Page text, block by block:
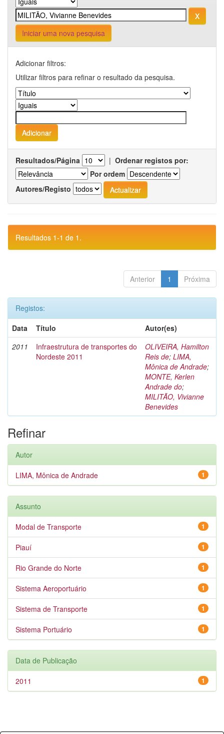
Iniciar uma nova pesquisa
Adicionar filtros:
Utilizar filtros para refinar o resultado da pesquisa.
Resultados/Página | Ordenar registos por:
Por ordem
Autores/Registo
Resultados 1-1 de 1.
Anterior 1 Próxima
Registos:
Data
Título
Autor(es)
2011
Infraestrutura de transportes do
Nordeste 2011
OLIVEIRA, Hamilton
Reis de; LIMA,
Mônica de Andrade;
MONTE, Kerlen
Andrade do;
MILITÃO, Vivianne
Benevides
Refinar
Autor
1
LIMA, Mônica de Andrade
Assunto
1
Modal de Transporte
1
Piauí
1
Rio Grande do Norte
1
Sistema Aeroportuário
1
Sistema de Transporte
1
Sistema Portuário
Data de Publicação
1
2011